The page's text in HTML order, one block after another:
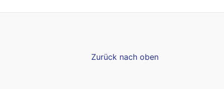
Zurück nach oben